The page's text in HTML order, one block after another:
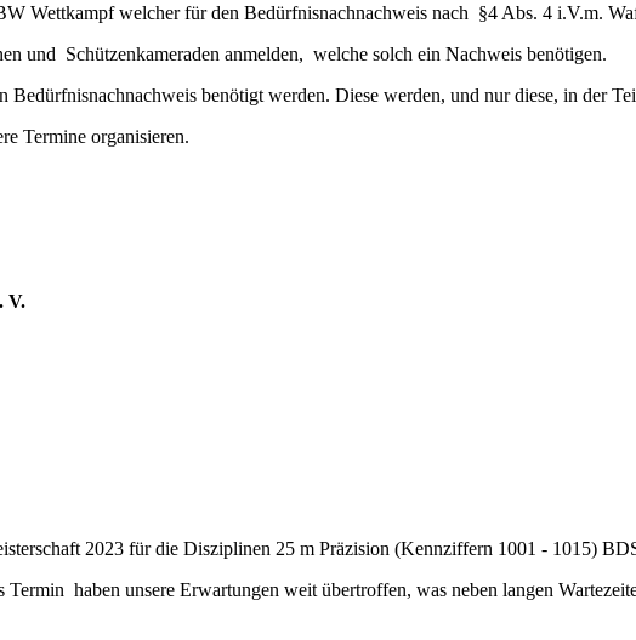
Wettkampf welcher für den Bedürfnisnachnachweis nach §4 Abs. 4 i.V.m.
und Schützenkameraden anmelden, welche solch ein Nachweis benötigen.
benötigt werden. Diese werden, und nur diese, in der
Termine organisieren.
V.
2023 für die Disziplinen 25 m Präzision (Kennziffern 1001 - 1015)
haben unsere Erwartungen weit übertroffen, was neben langen